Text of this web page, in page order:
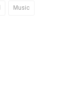
Music